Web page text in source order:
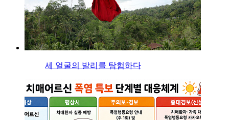
세 얼굴의 발리를 탐험하다